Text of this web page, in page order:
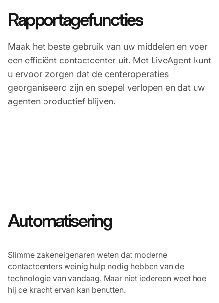
Rapportagefuncties
Maak het beste gebruik van uw middelen en voer
een efficiënt contactcenter uit. Met LiveAgent kunt
u ervoor zorgen dat de centeroperaties
georganiseerd zijn en soepel verlopen en dat uw
agenten productief blijven.
Automatisering
Slimme zakeneigenaren weten dat moderne
contactcenters weinig hulp nodig hebben van de
technologie van vandaag. Maar niet iedereen weet hoe
hij de kracht ervan kan benutten.